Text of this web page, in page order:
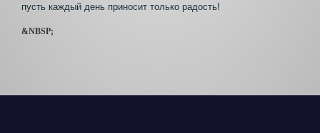
пусть каждый день приносит только радость!
&NBSP;